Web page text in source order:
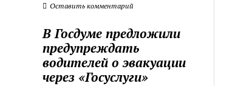
Оставить комментарий
В Госдуме предложили
предупреждать
водителей о эвакуации
через «Госуслуги»